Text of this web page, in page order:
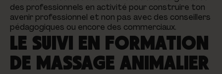
des professionnels en activité pour construire ton
avenir professionnel et non pas avec des conseillers
pédagogiques ou encore des commerciaux.
LE SUIVI EN FORMATION
DE MASSAGE ANIMALIER